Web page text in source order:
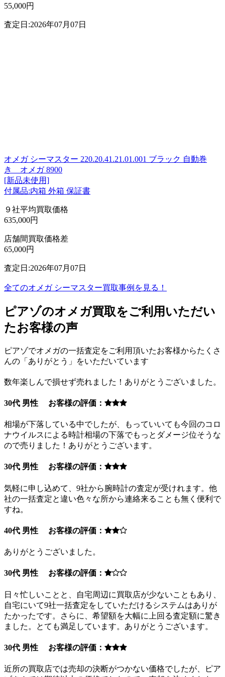
55,000円
査定日:2026年07月07日
オメガ シーマスター 220.20.41.21.01.001 ブラック 自動巻
き オメガ 8900
[新品未使用]
付属品:内箱 外箱 保証書
９社平均買取価格
635,000円
店舗間買取価格差
65,000円
査定日:2026年07月07日
全てのオメガ シーマスター買取事例を見る！
ピアゾのオメガ買取をご利用いただい
たお客様の声
ピアゾでオメガの一括査定をご利用頂いたお客様からたくさ
んの「ありがとう」をいただいています
数年楽しんで損せず売れました！ありがとうございました。
30代 男性 お客様の評価：
相場が下落している中でしたが、もっていいても今回のコロ
ナウイルスによる時計相場の下落でもっとダメージ位そうな
ので売りました！ありがとうございます。
30代 男性 お客様の評価：
気軽に申し込めて、9社から腕時計の査定が受けれます。他
社の一括査定と違い色々な所から連絡来ることも無く便利で
すね。
40代 男性 お客様の評価：
ありがとうございました。
30代 男性 お客様の評価：
日々忙しいことと、自宅周辺に買取店が少ないこともあり、
自宅にいて9社一括査定をしていただけるシステムはありが
たかったです。さらに、希望額を大幅に上回る査定額に驚き
ました。とても満足しています。ありがとうございます。
30代 男性 お客様の評価：
近所の買取店では売却の決断がつかない価格でしたが、ピア